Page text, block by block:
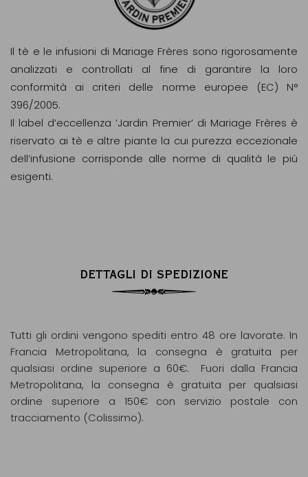
Il tè e le infusioni di Mariage Frères sono rigorosamente
analizzati e controllati al fine di garantire la loro
conformità ai criteri delle norme europee (EC) N°
396/2005.
Il label d’eccellenza ‘Jardin Premier’ di Mariage Frères è
riservato ai tè e altre piante la cui purezza eccezionale
dell’infusione corrisponde alle norme di qualità le più
esigenti.
DETTAGLI DI SPEDIZIONE
Tutti gli ordini vengono spediti entro 48 ore lavorate. In
Francia Metropolitana, la consegna è gratuita per
qualsiasi ordine superiore a 60€. Fuori dalla Francia
Metropolitana, la consegna è gratuita per qualsiasi
ordine superiore a 150€ con servizio postale con
tracciamento (Colissimo).